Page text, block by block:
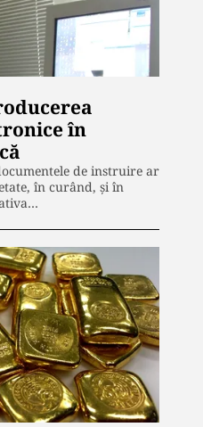
în
de instruire ar
în curând, și în